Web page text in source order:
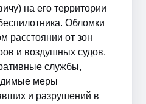
на его территории
Обломки
расстоянии от зон
и воздушных судов.
службы,
меры
и разрушений в